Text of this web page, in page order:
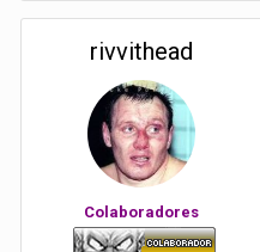
rivvithead
Colaboradores